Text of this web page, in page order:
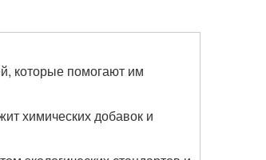
которые помогают им
химических добавок и